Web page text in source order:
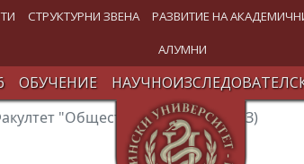
СТРУКТУРНИ ЗВЕНА РАЗВИТИЕ НА
АЛУМНИ
ОБУЧЕНИЕ
"Обществено здраве" (ФОЗ)